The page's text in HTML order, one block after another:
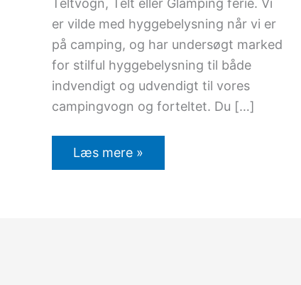
er vilde med hyggebelysning når vi er
på camping, og har undersøgt marked
for stilful hyggebelysning til både
indvendigt og udvendigt til vores
campingvogn og forteltet. Du […]
Læs mere »